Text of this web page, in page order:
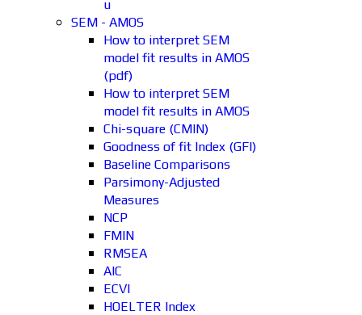
u
SEM - AMOS
How to interpret SEM
model fit results in AMOS
(pdf)
How to interpret SEM
model fit results in AMOS
Chi-square (CMIN)
Goodness of fit Index (GFI)
Baseline Comparisons
Parsimony-Adjusted
Measures
NCP
FMIN
RMSEA
AIC
ECVI
HOELTER Index